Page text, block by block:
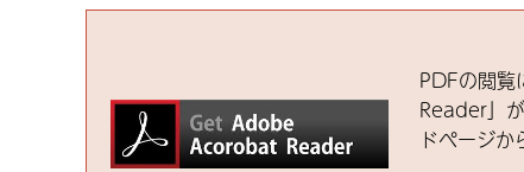
PDFの閲
Reader」
ドページか